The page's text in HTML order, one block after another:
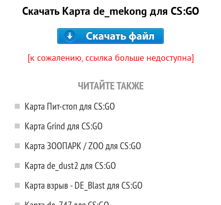
Скачать Карта de_mekong для CS:GO
[к сожалению, ссылка больше недоступна]
ЧИТАЙТЕ ТАКЖЕ
Карта Пит-стоп для CS:GO
Карта Grind для CS:GO
Карта ЗООПАРК / ZOO для CS:GO
Карта de_dust2 для CS:GO
Карта взрыв - DE_Blast для CS:GO